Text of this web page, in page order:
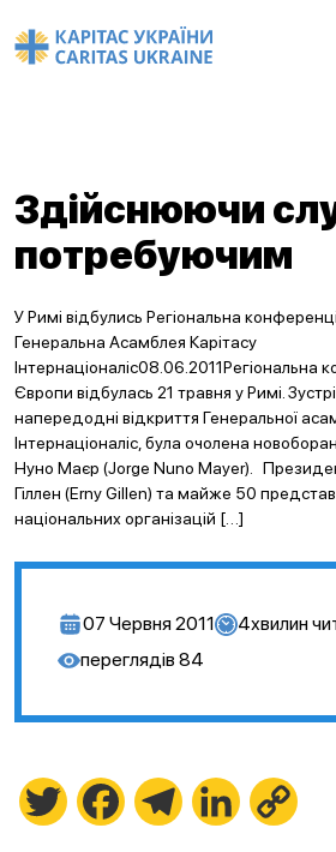
Здійснюючи
потребуючим
У Римі відбулись Регіональна
Генеральна Асамблея Карітасу
Інтернаціоналіс08.06.2011Регіональна
Європи відбулась 21 травня у Римі.
напередодні відкриття Генеральної
Інтернаціоналіс, була очолена
Нуно Маєр (Jorge Nuno Mayer).
Гіллен (Erny Gillen) та майже 50
національних організацій […]
07 Червня 2011 4хвилин
переглядів 84
Twitter FacebookTelegramLinkedIn